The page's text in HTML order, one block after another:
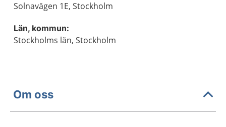
Solnavägen 1E, Stockholm
Län, kommun:
Stockholms län, Stockholm
Om oss